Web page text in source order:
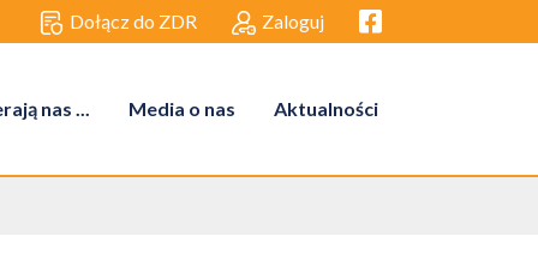
Dołącz do ZDR Zaloguj Facebook link
nas ... Media o nas Aktualności